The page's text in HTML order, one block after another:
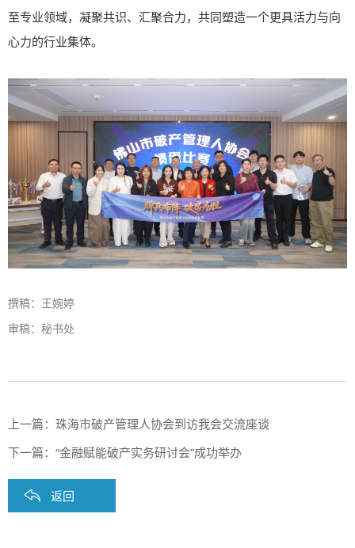
至专业领域，凝聚共识、汇聚合力，共同塑造一个更具活力与向
心力的行业集体。
撰稿：王婉婷
审稿：秘书处
上一篇： 珠海市破产管理人协会到访我会交流座谈
下一篇： “金融赋能破产实务研讨会”成功举办
返回